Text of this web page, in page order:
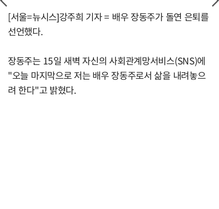
[서울=뉴시스]강주희 기자 = 배우 장동주가 돌연 은퇴를
선언했다.
장동주는 15일 새벽 자신의 사회관계망서비스(SNS)에
"오늘 마지막으로 저는 배우 장동주로서 삶을 내려놓으
려 한다"고 밝혔다.